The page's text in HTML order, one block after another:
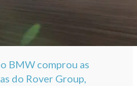
BMW comprou as
do Rover Group,